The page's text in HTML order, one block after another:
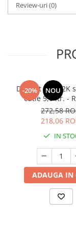
Review-uri(0)
-20% NOU
Diluant S322 2K
cutie 5,0 ltr. -
272,58
218,06
IN
ADAUGA IN